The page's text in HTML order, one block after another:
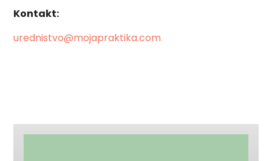
Kontakt:
urednistvo@mojapraktika.com